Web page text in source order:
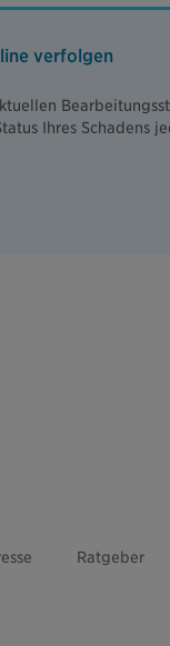
verfolgen
Ihres Schadens
Ratgeber